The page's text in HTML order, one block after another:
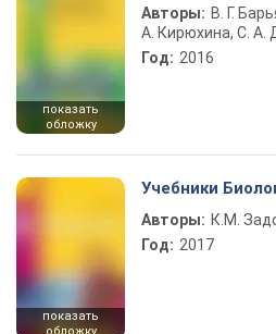
показать
обложку
Авторы: В. Г.
А. Кирюхина, С. А.
Год: 2016
показать
Учебники
Авторы: К.М.
Год: 2017